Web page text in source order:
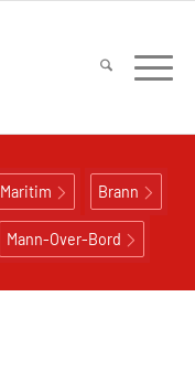
Maritim Brann
Mann-Over-Bord